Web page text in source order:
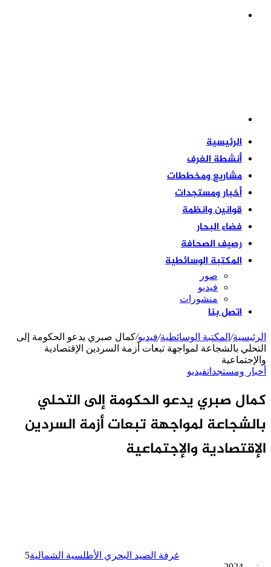
الرئيسية
أنشطة الغرف
مشاريع ومخططات
أخبار ومستجدات
قوانين وانظمة
فضاء البحار
رصيف الصحافة
المكتبة الوسائطية
صور
فيديو
منشورات
اتصل بنا
الرئيسية/ المكتبة الوسائطية/فيديو/كمال صبري يدعو الحكومة إلى
التحلي بالشجاعة لمواجهة تبعات أزمة السردين الإقتصادية
والإجتماعية
أخبار ومستجداتفيديو
كمال صبري يدعو الحكومة إلى التحلي
بالشجاعة لمواجهة تبعات أزمة السردين
الإقتصادية والإجتماعية
غرفة الصيد البحري الأطلسية الشمالية5